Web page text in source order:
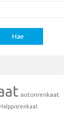
autonrenkaat
Halppisrenkaat